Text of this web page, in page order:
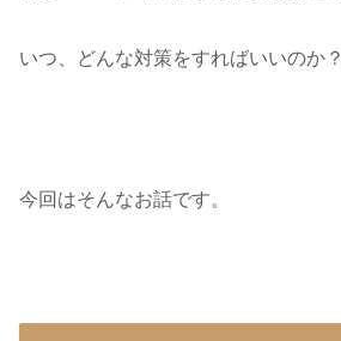
いつ、どんな対策をすればいいのか？
今回はそんなお話です。